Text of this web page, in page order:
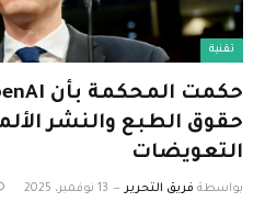
تقنية
حقوق الطبع والنشر
التعويضات
بواسطة فريق التحرير 13 نوفمبر، 2025